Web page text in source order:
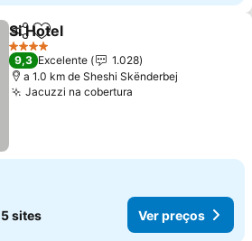
PartilharAdicionar aos favoritos
Si Hotel
4 Estrelas
9,3 Excelente
1.028
a 1.0 km de Sheshi Skënderbej
Jacuzzi na cobertura
5 sites Ver preços